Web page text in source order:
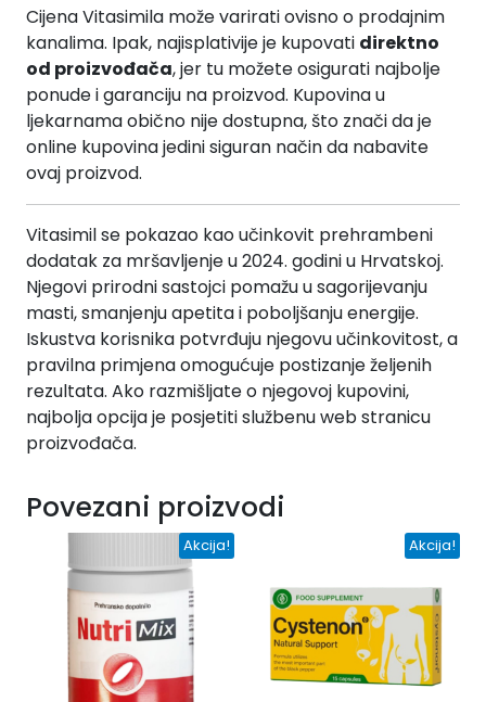
Cijena Vitasimila može varirati ovisno o prodajnim
kanalima. Ipak, najisplativije je kupovati direktno
od proizvođača, jer tu možete osigurati najbolje
ponude i garanciju na proizvod. Kupovina u
ljekarnama obično nije dostupna, što znači da je
online kupovina jedini siguran način da nabavite
ovaj proizvod.
Vitasimil se pokazao kao učinkovit prehrambeni
dodatak za mršavljenje u 2024. godini u Hrvatskoj.
Njegovi prirodni sastojci pomažu u sagorijevanju
masti, smanjenju apetita i poboljšanju energije.
Iskustva korisnika potvrđuju njegovu učinkovitost, a
pravilna primjena omogućuje postizanje željenih
rezultata. Ako razmišljate o njegovoj kupovini,
najbolja opcija je posjetiti službenu web stranicu
proizvođača.
Povezani proizvodi
Akcija! Akcija!